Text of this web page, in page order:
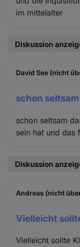
im mittelalter
Diskussion
David See (nicht
schon
schon seltsam
sein hat und das
Diskussion
Andreas (nicht
Vielleicht
Vielleicht sollte